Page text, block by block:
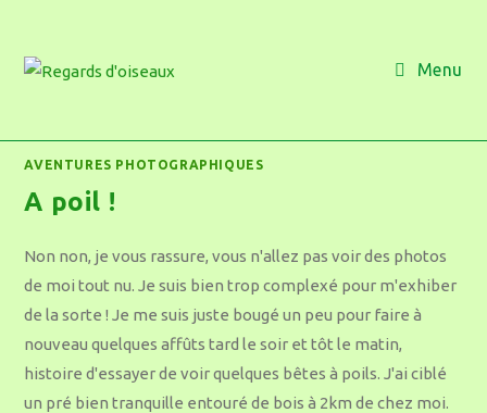
Menu
AVENTURES PHOTOGRAPHIQUES
A poil !
Non non, je vous rassure, vous n'allez pas voir des photos
de moi tout nu. Je suis bien trop complexé pour m'exhiber
de la sorte ! Je me suis juste bougé un peu pour faire à
nouveau quelques affûts tard le soir et tôt le matin,
histoire d'essayer de voir quelques bêtes à poils. J'ai ciblé
un pré bien tranquille entouré de bois à 2km de chez moi.